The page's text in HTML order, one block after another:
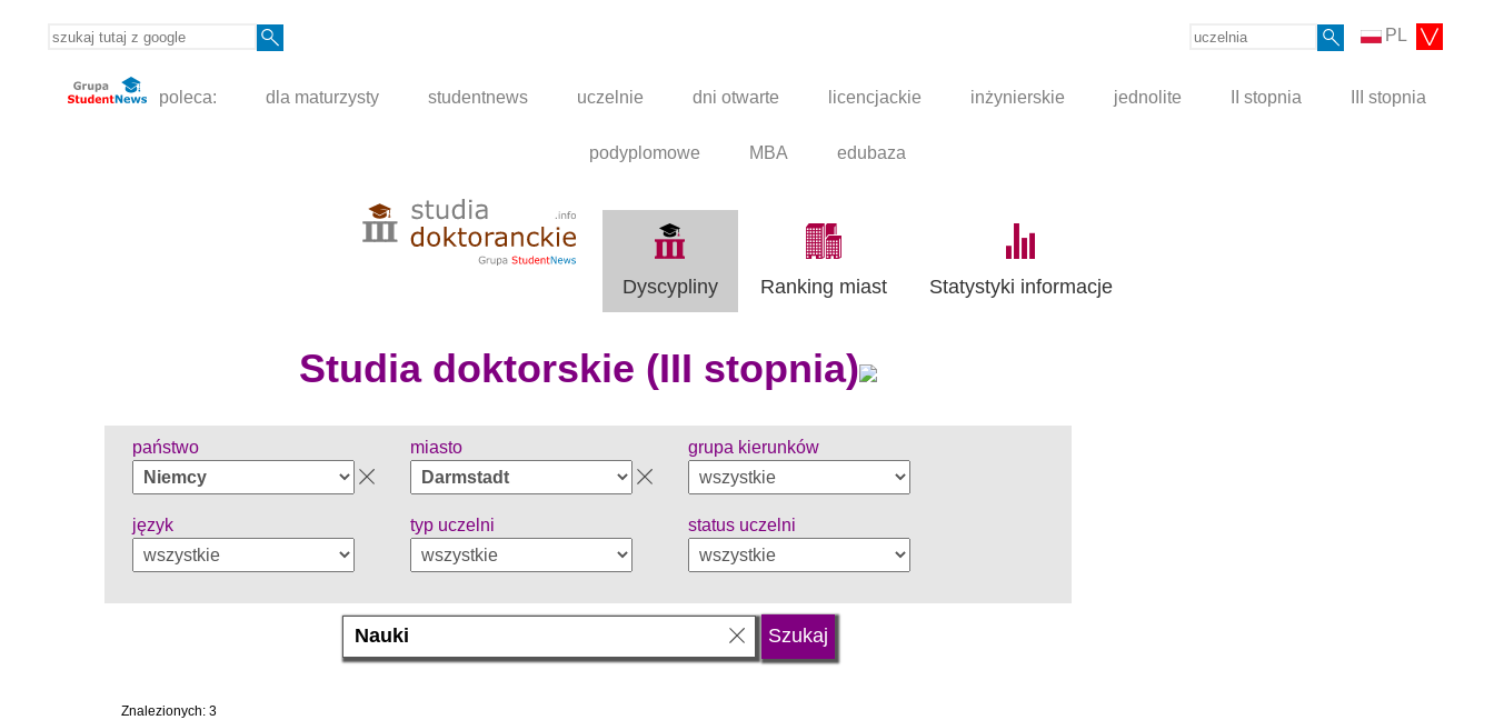
PL
poleca: dla maturzysty studentnews uczelnie dni otwarte licencjackie inżynierskie jednolite II stopnia III stopnia
podyplomowe MBA edubaza
Dyscypliny Ranking miast Statystyki informacje
Studia doktorskie (III stopnia)
państwo miasto grupa kierunków
język typ uczelni status uczelni
Znalezionych: 3